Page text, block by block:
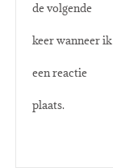
de volgende
keer wanneer ik
een reactie
plaats.